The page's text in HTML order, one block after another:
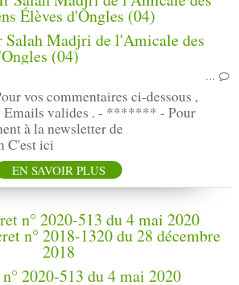
Élèves d'Ongles (04)
…
vos commentaires ci-dessous ,
Emails valides . - ******* - Pour
à la newsletter de
C'est ici
EN SAVOIR PLUS
n° 2020-513 du 4 mai 2020
n° 2018-1320 du 28 décembre
2018